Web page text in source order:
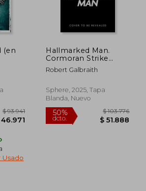
$ 39.207 dcto.
(en
Usado
Hallmarked Man.
Cormoran Strike
Book 8 (en Inglés)
Robert Galbraith
Sphere, 2025, Tapa
Blanda, Nuevo